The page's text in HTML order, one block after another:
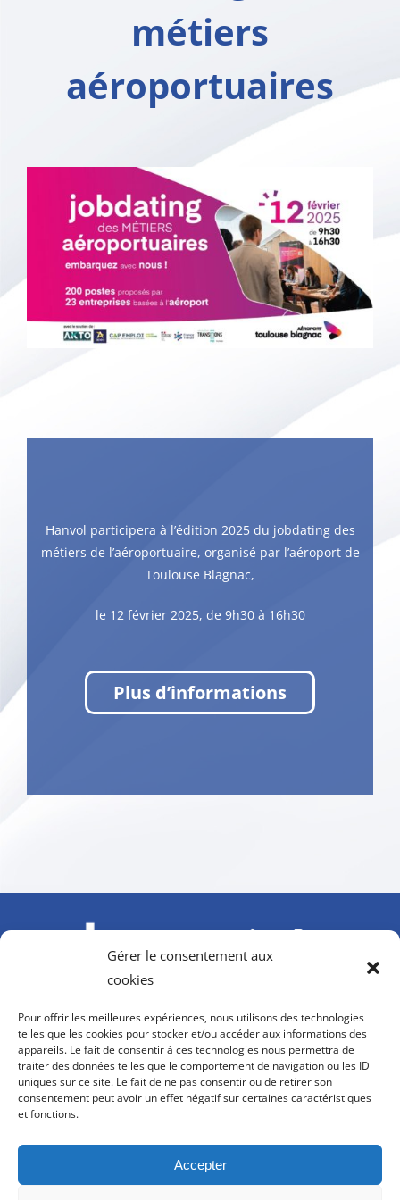
Gérer le consentement aux
cookies
Pour offrir les meilleures expériences, nous utilisons des technologies
telles que les cookies pour stocker et/ou accéder aux informations des
appareils. Le fait de consentir à ces technologies nous permettra de
traiter des données telles que le comportement de navigation ou les ID
uniques sur ce site. Le fait de ne pas consentir ou de retirer son
consentement peut avoir un effet négatif sur certaines caractéristiques
et fonctions.
Accepter
métiers
aéroportuaires
Hanvol participera à l’édition 2025 du jobdating des
métiers de l’aéroportuaire, organisé par l’aéroport de
Toulouse Blagnac,
le 12 février 2025, de 9h30 à 16h30
Plus d’informations
Howmet Aerospace Foundation et OPCO 2i
contact@hanvol-insertion.aero
8, rue Galilée